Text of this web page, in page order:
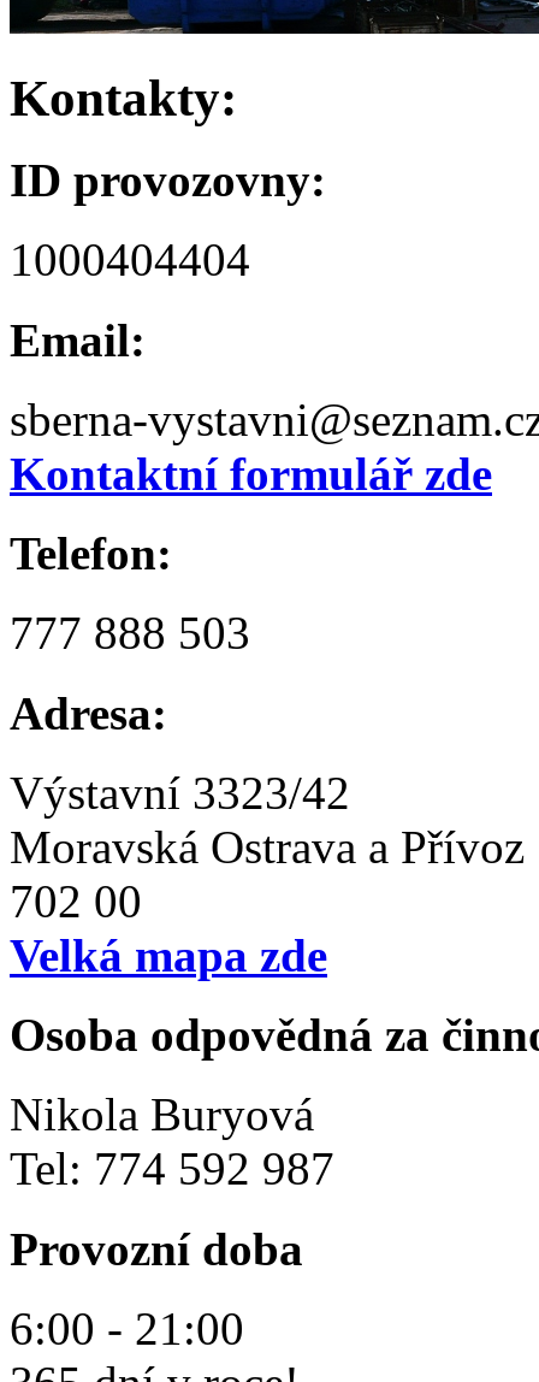
Kontakty:
ID provozovny:
1000404404
Email:
sberna-
Kontaktní formulář zde
Telefon:
777 888 503
Adresa:
Výstavní 3323/42
Moravská Ostrava a Přívoz
702 00
Velká mapa zde
Osoba odpovědná za
Nikola Buryová
Tel: 774 592 987
Provozní doba
6:00 - 21:00